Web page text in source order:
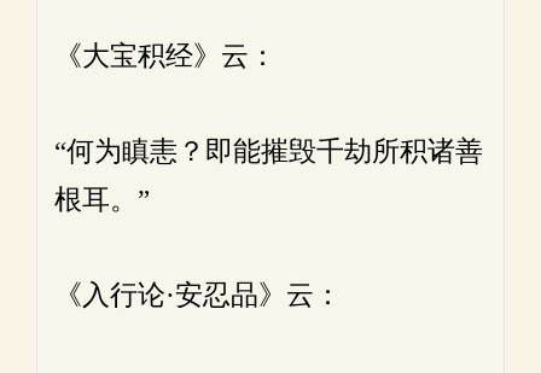
《大宝积经》云：
“何为瞋恚？即能摧毁千劫所积诸善
根耳。”
《入行论·安忍品》云：